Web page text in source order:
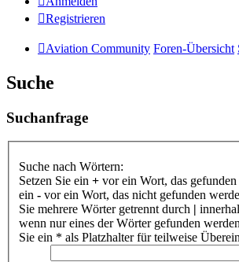
Registrieren
Aviation Community Foren-Übersicht
Suche
Suchanfrage
Suche nach Wörtern:
Setzen Sie ein + vor ein Wort, das
ein - vor ein Wort, das nicht gefunden
Sie mehrere Wörter getrennt durch |
wenn nur eines der Wörter gefunden
Sie ein * als Platzhalter für teilweise